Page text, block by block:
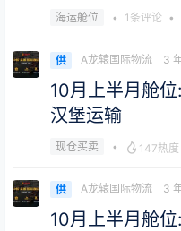
海运舱位 • 1条评论 •
供 A龙辕国际物流 3
10月上半月舱
汉堡运输
现仓买卖 • 147热度
供 A龙辕国际物流 3
10月上半月舱位: